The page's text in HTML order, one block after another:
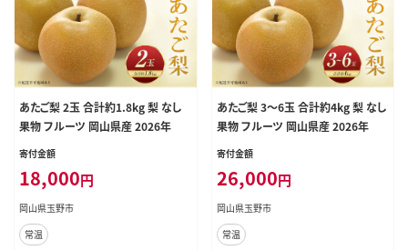
あたご梨 2玉 合計約1.8kg 梨 なし
果物 フルーツ 岡山県産 2026年
寄付金額
18,000円
岡山県玉野市
常温
あたご梨 3～6玉 合計約4kg 梨 なし
果物 フルーツ 岡山県産 2026年
寄付金額
26,000円
岡山県玉野市
常温